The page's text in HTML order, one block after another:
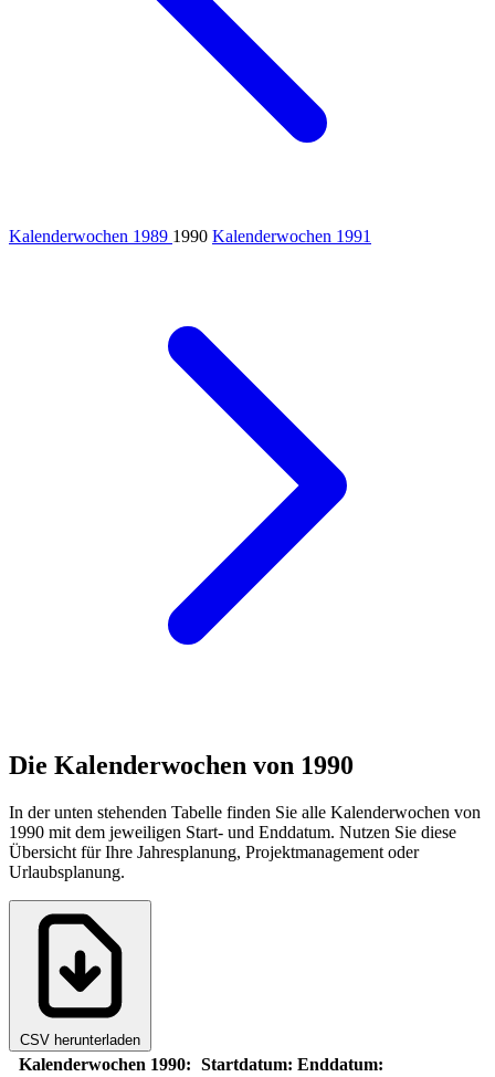
Kalenderwochen 1989 1990 Kalenderwochen 1991
Die Kalenderwochen von 1990
In der unten stehenden Tabelle finden Sie alle Kalenderwochen von
1990 mit dem jeweiligen Start- und Enddatum. Nutzen Sie diese
Übersicht für Ihre Jahresplanung, Projektmanagement oder
Urlaubsplanung.
CSV herunterladen
Kalenderwochen 1990: Startdatum: Enddatum: